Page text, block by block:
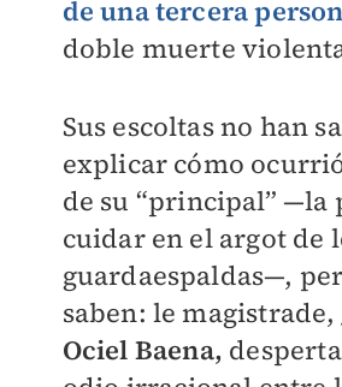
de una tercera
doble muerte
Sus escoltas no han
explicar cómo
de su “principal” —la
cuidar en el argot de
guardaespaldas—,
saben: le magistrade,
Ociel Baena,